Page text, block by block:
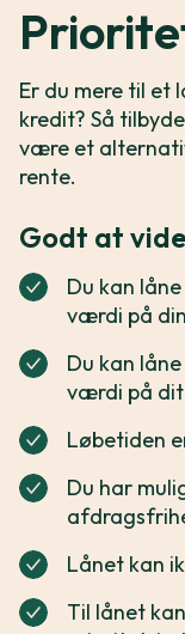
Er du mere til
kredit? Så
være et
rente.
Godt at
Du kan
værdi på
Du kan
værdi på
Løbetiden
Du har
Lånet kan
Til lånet